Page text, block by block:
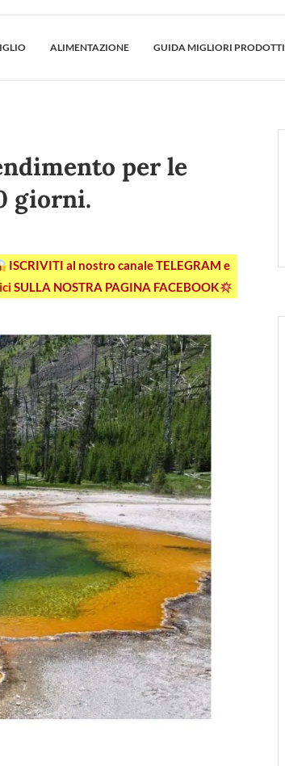
ALIMENTAZIONE GUIDA MIGLIORI PRODOTTI
per le
giorni.
ISCRIVITI al nostro canale TELEGRAM e
SULLA NOSTRA PAGINA FACEBOOK